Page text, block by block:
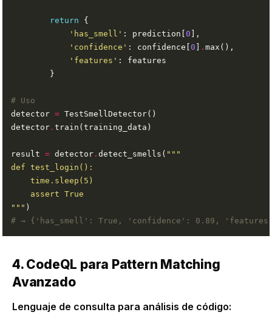
return
'has_smell' : prediction[0
'confidence' : confidence[0 .
'features'
# Uso
detector =
detector .
result = detector .detect_smells(
"""
# → {'has_smell': True, 'confidence': 0.89,
4. CodeQL para Pattern Matching
Avanzado
Lenguaje de consulta para análisis de código: